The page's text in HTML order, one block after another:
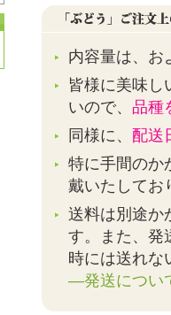
内容量は、お
皆様に美味し
いので、 品種
同様に、 配送
特に手間のか
戴いたしてお
送料は別途か
す。また、発
時には送れな
―発送につい